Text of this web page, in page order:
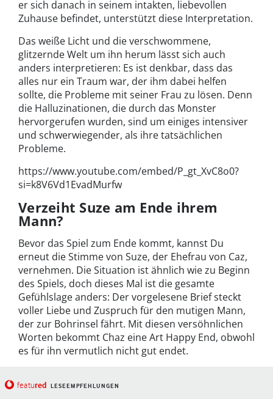
er sich danach in seinem intakten, liebevollen
Zuhause befindet, unterstützt diese Interpretation.
Das weiße Licht und die verschwommene,
glitzernde Welt um ihn herum lässt sich auch
anders interpretieren: Es ist denkbar, dass das
alles nur ein Traum war, der ihm dabei helfen
sollte, die Probleme mit seiner Frau zu lösen. Denn
die Halluzinationen, die durch das Monster
hervorgerufen wurden, sind um einiges intensiver
und schwerwiegender, als ihre tatsächlichen
Probleme.
https://www.youtube.com/embed/P_gt_XvC8o0?
si=k8V6Vd1EvadMurfw
Verzeiht Suze am Ende ihrem
Mann?
Bevor das Spiel zum Ende kommt, kannst Du
erneut die Stimme von Suze, der Ehefrau von Caz,
vernehmen. Die Situation ist ähnlich wie zu Beginn
des Spiels, doch dieses Mal ist die gesamte
Gefühlslage anders: Der vorgelesene Brief steckt
voller Liebe und Zuspruch für den mutigen Mann,
der zur Bohrinsel fährt. Mit diesen versöhnlichen
Worten bekommt Chaz eine Art Happy End, obwohl
es für ihn vermutlich nicht gut endet.
featured LESEEMPFEHLUNGEN